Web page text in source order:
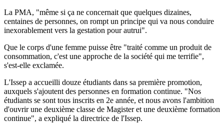
La PMA, "même si ça ne concernait que quelques dizaines,
centaines de personnes, on rompt un principe qui va nous conduire
inexorablement vers la gestation pour autrui".
Que le corps d'une femme puisse être "traité comme un produit de
consommation, c'est une approche de la société qui me terrifie",
s'est-elle exclamée.
L'Issep a accueilli douze étudiants dans sa première promotion,
auxquels s'ajoutent des personnes en formation continue. "Nos
étudiants se sont tous inscrits en 2e année, et nous avons l'ambition
d'ouvrir une deuxième classe de Magister et une deuxième formation
continue", a expliqué la directrice de l'Issep.